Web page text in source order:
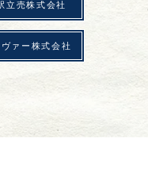
立売株式会社
ァー株式会社